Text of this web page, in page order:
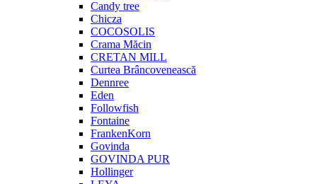
Candy tree
Chicza
COCOSOLIS
Crama Măcin
CRETAN MILL
Curtea Brâncovenească
Dennree
Eden
Followfish
Fontaine
FrankenKorn
Govinda
GOVINDA PUR
Hollinger